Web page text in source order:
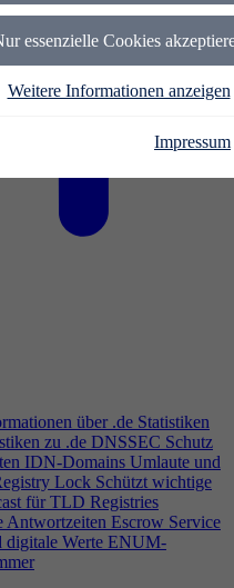
essenzielle Cookies
Weitere Informationen anzeigen
Impressum
über .de Statistiken
zu .de DNSSEC Schutz
IDN-Domains Umlaute und
Lock Schützt wichtige
für TLD Registries
Antwortzeiten Escrow Service
digitale Werte ENUM-